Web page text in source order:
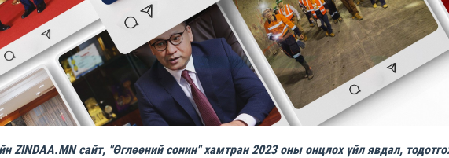
ZINDAA.MN сайт, "Өглөөний сонин" хамтран 2023 оны онцлох үйл явдал,